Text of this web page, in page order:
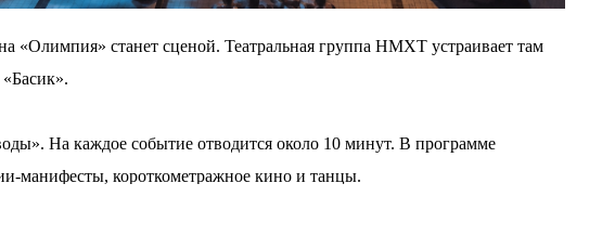
«Олимпия» станет сценой. Театральная группа НМХТ устраивает там
На каждое событие отводится около 10 минут. В программе
манифесты, короткометражное кино и танцы.